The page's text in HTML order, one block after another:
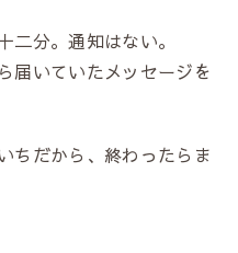
分。通知はない。
届いていたメッセージを
だから、終わったらま